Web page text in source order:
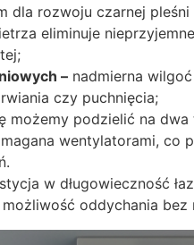
dla rozwoju czarnej
eliminuje
– nadmierna
czy puchnięcia;
możemy podzielić na
wentylatorami,
w długowieczność
oddychania